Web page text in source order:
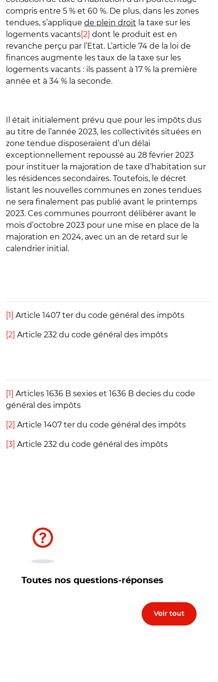
compris entre 5 % et 60 %. De plus, dans les zones
tendues, s’applique de plein droit la taxe sur les
logements vacants[2] dont le produit est en
revanche perçu par l’Etat. L’article 74 de la loi de
finances augmente les taux de la taxe sur les
logements vacants : ils passent à 17 % la première
année et à 34 % la seconde.
Il était initialement prévu que pour les impôts dus
au titre de l’année 2023, les collectivités situées en
zone tendue disposeraient d’un délai
exceptionnellement repoussé au 28 février 2023
pour instituer la majoration de taxe d’habitation sur
les résidences secondaires. Toutefois, le décret
listant les nouvelles communes en zones tendues
ne sera finalement pas publié avant le printemps
2023. Ces communes pourront délibérer avant le
mois d’octobre 2023 pour une mise en place de la
majoration en 2024, avec un an de retard sur le
calendrier initial.
[1] Article 1407 ter du code général des impôts
[2] Article 232 du code général des impôts
[1] Articles 1636 B sexies et 1636 B decies du code
général des impôts
[2] Article 1407 ter du code général des impôts
[3] Article 232 du code général des impôts
Toutes nos questions-réponses
Voir tout